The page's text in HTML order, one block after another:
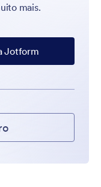
mais.
Jotform